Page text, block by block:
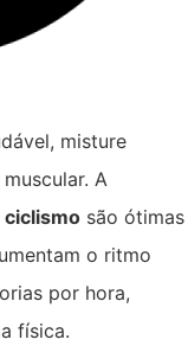
misture
A
ciclismo são ótimas
o ritmo
por hora,
física.